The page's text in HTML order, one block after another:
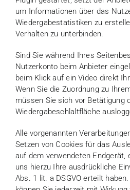
um Informationen über das
Wiedergabestatistiken zu
Verhalten zu unterbinden.
Sind Sie während Ihres
Nutzerkonto beim Anbieter
beim Klick auf ein Video direkt
Wenn Sie die Zuordnung zu
müssen Sie sich vor Betätigung
Wiedergabeschlaltfläche
Alle vorgenannten
Setzen von Cookies für das
auf dem verwendeten Endgerät,
uns hierzu Ihre ausdrückliche
Abs. 1 lit. a DSGVO erteilt